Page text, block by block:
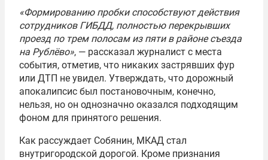
«Формированию пробки способствуют действия
сотрудников ГИБДД, полностью перекрывших
проезд по трем полосам из пяти в районе съезда
на Рублёво», — рассказал журналист с места
события, отметив, что никаких застрявших фур
или ДТП не увидел. Утверждать, что дорожный
апокалипсис был постановочным, конечно,
нельзя, но он однозначно оказался подходящим
фоном для принятого решения.
Как рассуждает Собянин, МКАД стал
внутригородской дорогой. Кроме признания